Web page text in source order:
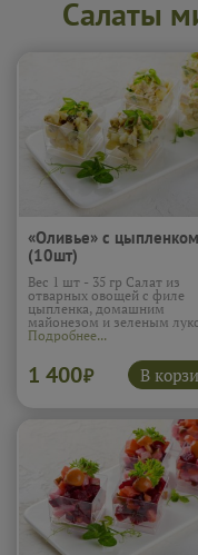
Салаты
«Оливье» с цыпленком
(10шт)
Вес 1 шт - 35 гр Салат из
отварных овощей с филе
цыпленка, домашним
майонезом и зеленым
Подробнее...
1 400₽ В